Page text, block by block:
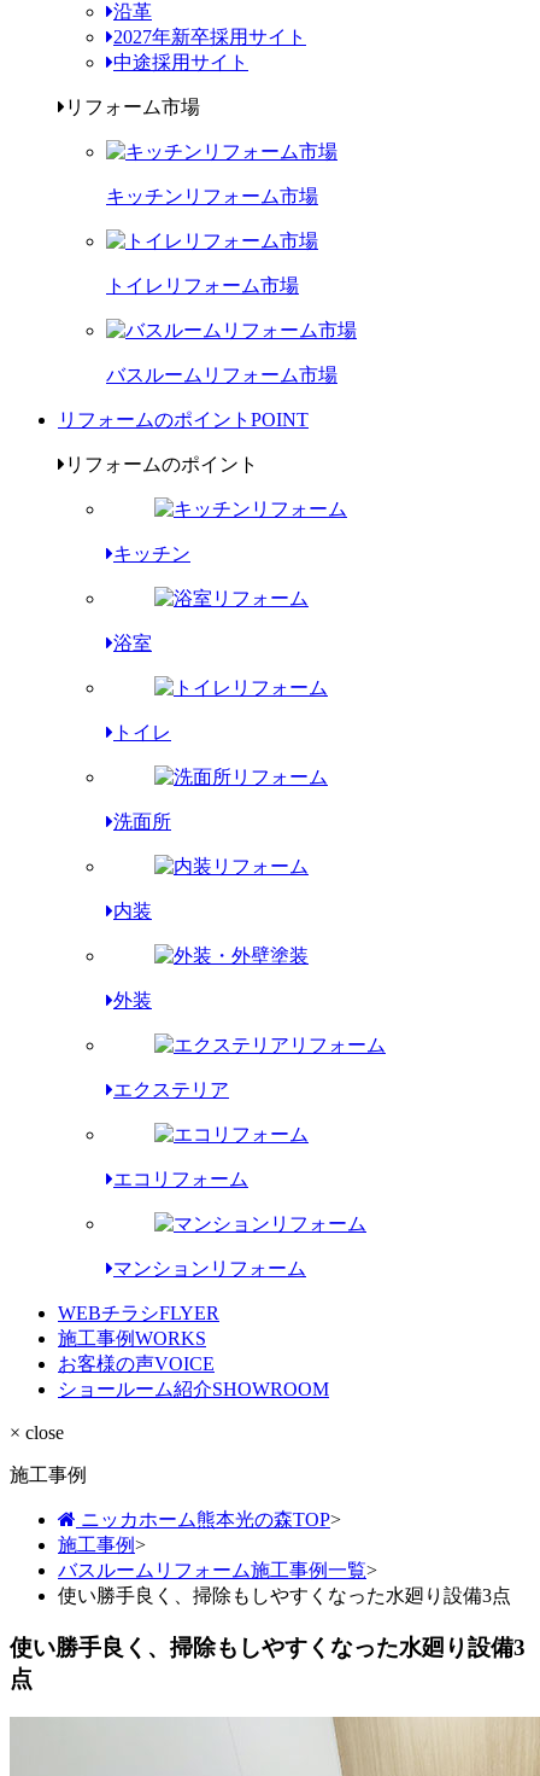
沿革
2027年新卒採用サイト
中途採用サイト
リフォーム市場
キッチンリフォーム市場
トイレリフォーム市場
バスルームリフォーム市場
リフォームのポイント POINT
リフォームのポイント
キッチン
浴室
トイレ
洗面所
内装
外装
エクステリア
エコリフォーム
マンションリフォーム
WEBチラシFLYER
施工事例WORKS
お客様の声VOICE
ショールーム紹介SHOWROOM
× close
施工事例
ニッカホーム熊本光の森TOP>
施工事例>
バスルームリフォーム施工事例一覧>
使い勝手良く、掃除もしやすくなった水廻り設備3点
使い勝手良く、掃除もしやすくなった水廻り設備3
点